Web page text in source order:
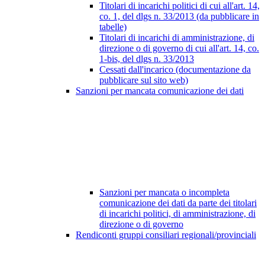
Titolari di incarichi politici di cui all'art. 14,
co. 1, del dlgs n. 33/2013 (da pubblicare in
tabelle)
Titolari di incarichi di amministrazione, di
direzione o di governo di cui all'art. 14, co.
1-bis, del dlgs n. 33/2013
Cessati dall'incarico (documentazione da
pubblicare sul sito web)
Sanzioni per mancata comunicazione dei dati
Sanzioni per mancata o incompleta
comunicazione dei dati da parte dei titolari
di incarichi politici, di amministrazione, di
direzione o di governo
Rendiconti gruppi consiliari regionali/provinciali